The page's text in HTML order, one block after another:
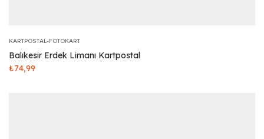
KARTPOSTAL-FOTOKART
Balıkesir Erdek Limanı Kartpostal
₺74,99